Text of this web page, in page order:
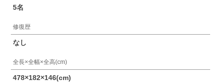
5名
修復歴
なし
全長×全幅×全高(cm)
478×182×146(cm)